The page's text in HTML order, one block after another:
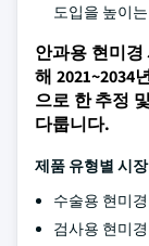
도입을 높이
안과용 현미
해 2021~2034
으로 한 추정
다룹니다.
제품 유형별 시장
수술용 현미경
검사용 현미경